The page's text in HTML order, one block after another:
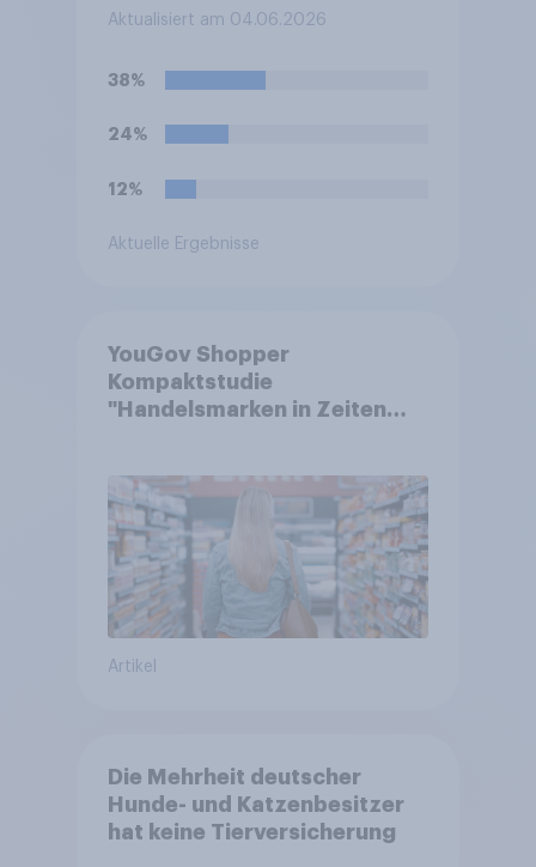
gedauert hat?
Aktualisiert am 04.06.2026
38%
24%
12%
Aktuelle Ergebnisse
YouGov Shopper
Kompaktstudie
"Handelsmarken in Zeiten
Artikel
Die Mehrheit deutscher
Hunde- und Katzenbesitzer
hat keine Tierversicherung